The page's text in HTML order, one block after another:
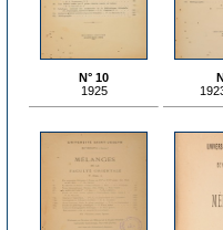
N° 10
1925